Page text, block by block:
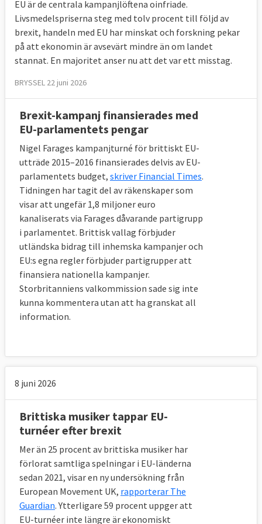
En delfråga som man ännu inte enats om är
huruvida brittiska medborgare som bor i ett
EU-land under samma förutsättningar som i
dag.
När övergångsperioden löper ut i slutet av
2020 väntas den fria rörligheten för EU-
medborgare i Storbritannien upphöra.
8. Hur mycket måste Storbritannien
betala vid utträdet?
Uppskattningsvis 460 miljarder kronor.
Som EU-land har Storbritannien åtagit sig att
betala sin medlemsavgift fram till december
2020 i olika projekt som ibland sträcker sig
långt fram i tiden. Landet är även garant för
många EU-lån som i vissa fall löper ut om
30-40 år.
Förhandlarna har enats om att Storbritannien
ska uppfylla alla de åtaganden man gjort
kronor. För att sätta det i perspektiv
beräknas Storbritanniens offentliga utgifter
2017 bli motsvarande 8 340 miljarder kronor.
Den totala brittiska EU-skulden uppgår med
andra ord till drygt fem procent av landets
utgifter för ett år.
9. Hur se övergångsperioden ut?
EU är de centrala kampanjlöftena oinfriade.
Livsmedelspriserna steg med tolv procent till följd av
brexit, handeln med EU har minskat och forskning pekar
på att ekonomin är avsevärt mindre än om landet
stannat. En majoritet anser nu att det var ett misstag.
BRYSSEL 22 juni 2026
Brexit-kampanj finansierades med
EU-parlamentets pengar
Nigel Farages kampanjturné för brittiskt EU-
utträde 2015–2016 finansierades delvis av EU-
parlamentets budget, skriver Financial Times.
Tidningen har tagit del av räkenskaper som
visar att ungefär 1,8 miljoner euro
kanaliserats via Farages dåvarande partigrupp
i parlamentet. Brittisk vallag förbjuder
utländska bidrag till inhemska kampanjer och
EU:s egna regler förbjuder partigrupper att
finansiera nationella kampanjer.
Storbritanniens valkommission sade sig inte
kunna kommentera utan att ha granskat all
information.
8 juni 2026
Brittiska musiker tappar EU-
turnéer efter brexit
Mer än 25 procent av brittiska musiker har
förlorat samtliga spelningar i EU-länderna
sedan 2021, visar en ny undersökning från
European Movement UK, rapporterar The
Guardian. Ytterligare 59 procent uppger att
EU-turnéer inte längre är ekonomiskt